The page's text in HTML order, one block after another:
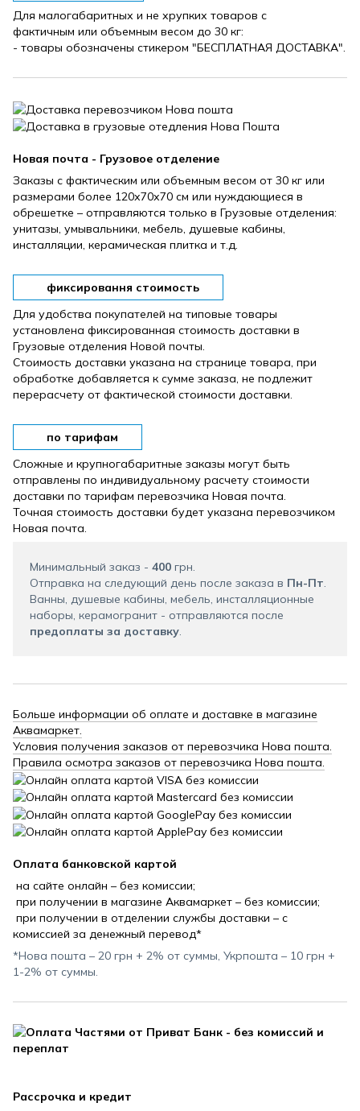
Для малогабаритных и не хрупких товаров с
фактичным или объемным весом до 30 кг:
- товары обозначены стикером "БЕСПЛАТНАЯ ДОСТАВКА".
Новая почта - Грузовое отделение
Заказы с фактическим или объемным весом от 30 кг или
размерами более 120х70х70 см или нуждающиеся в
обрешетке – отправляются только в Грузовые отделения:
унитазы, умывальники, мебель, душевые кабины,
инсталляции, керамическая плитка и т.д.
фиксировання стоимость
Для удобства покупателей на типовые товары
установлена ​​фиксированная стоимость доставки в
Грузовые отделения Новой почты.
Стоимость доставки указана на странице товара, при
обработке добавляется к сумме заказа, не подлежит
перерасчету от фактической стоимости доставки.
по тарифам
Сложные и крупногабаритные заказы могут быть
отправлены по индивидуальному расчету стоимости
доставки по тарифам перевозчика Новая почта.
Точная стоимость доставки будет указана перевозчиком
Новая почта.
Минимальный заказ - 400 грн.
Отправка на следующий день после заказа в Пн-Пт.
Ванны, душевые кабины, мебель, инсталляционные
наборы, керамогранит - отправляются после
предоплаты за доставку.
Больше информации об оплате и доставке в магазине
Аквамаркет.
Условия получения заказов от перевозчика Нова пошта.
Правила осмотра заказов от перевозчика Нова пошта.
Оплата банковской картой
на сайте онлайн – без комиссии;
при получении в магазине Аквамаркет – без комиссии;
при получении в отделении службы доставки – с
комиссией за денежный перевод*
*Нова пошта – 20 грн + 2% от суммы, Укрпошта – 10 грн +
1-2% от суммы.
Рассрочка и кредит